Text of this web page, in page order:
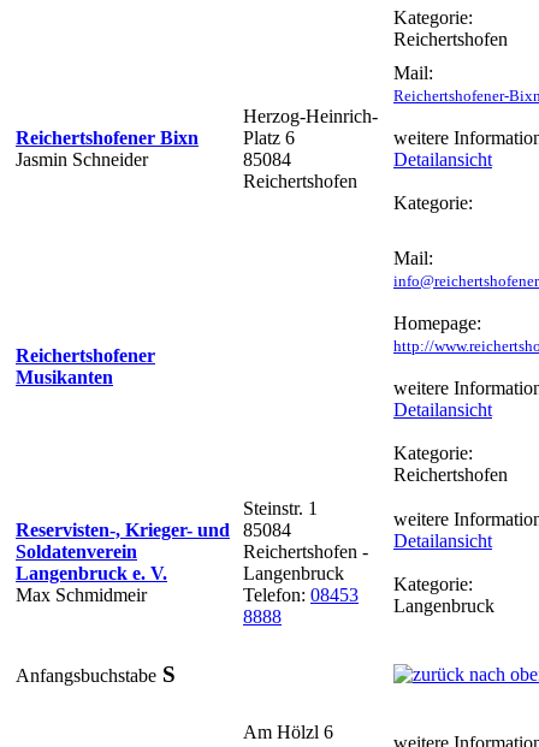
Kategorie:
Reichertshofen
Reichertshofener Bixn
Jasmin Schneider
Herzog-Heinrich-
Platz 6
85084
Reichertshofen
Mail:
Reichertshofener-
weitere
Detailansicht
Kategorie:
Reichertshofener
Musikanten
Mail:
Homepage:
http://
weitere
Detailansicht
Kategorie:
Reichertshofen
Reservisten-, Krieger- und
Soldatenverein
Langenbruck e. V.
Max Schmidmeir
Steinstr. 1
85084
Reichertshofen -
Langenbruck
Telefon: 08453
8888
weitere
Detailansicht
Kategorie:
Langenbruck
Anfangsbuchstabe S
Am Hölzl 6